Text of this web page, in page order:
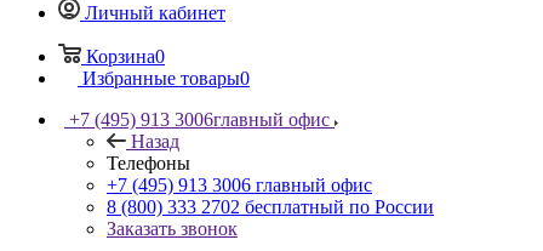
Личный кабинет
Корзина0
Избранные товары0
+7 (495) 913 3006главный офис
Назад
Телефоны
+7 (495) 913 3006 главный офис
8 (800) 333 2702 бесплатный по России
Заказать звонок